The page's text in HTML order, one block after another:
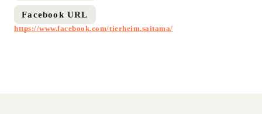
Facebook URL
https://www.facebook.com/tierheim.saitama/